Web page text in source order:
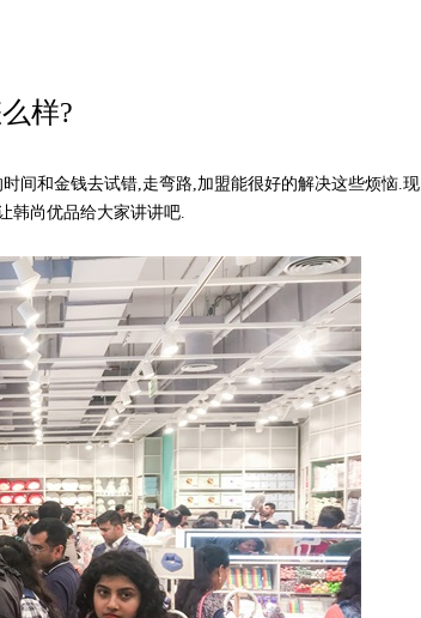
样?
和金钱去试错,走弯路,加盟能很好的解决这些烦恼.现
韩尚优品给大家讲讲吧.